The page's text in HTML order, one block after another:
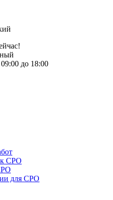
до 18:00
СРО
для СРО